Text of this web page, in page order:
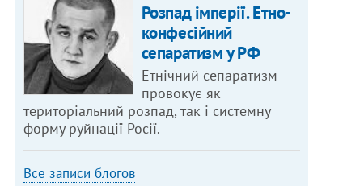
Розпад імперії. Етно-
конфесійний
сепаратизм у РФ
Етнічний сепаратизм
провокує як
територіальний розпад, так і системну
форму руйнації Росії.
Все записи блогов